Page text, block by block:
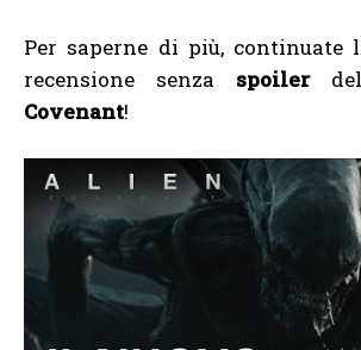
Per saperne di più, continuate
recensione senza spoiler
Covenant!